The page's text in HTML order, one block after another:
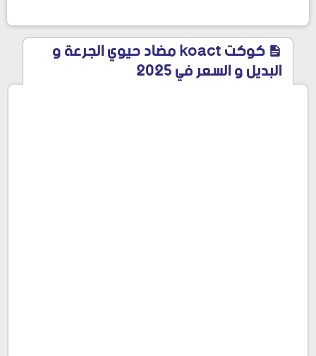
كوكت koact مضاد حيوي الجرعة و
البديل و السعر في 2025